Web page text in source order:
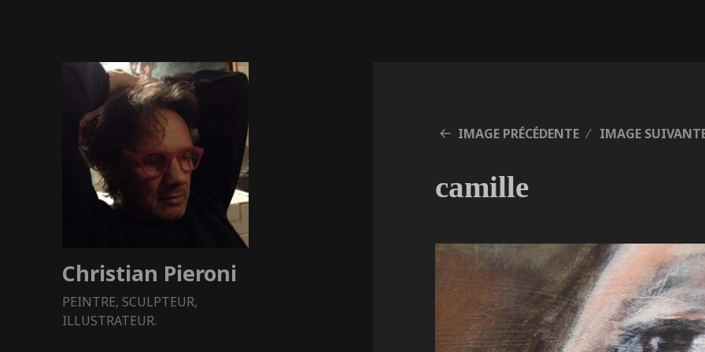
Christian Pieroni
PEINTRE, SCULPTEUR,
ILLUSTRATEUR.
IMAGE PRÉCÉDENTE IMAGE
camille